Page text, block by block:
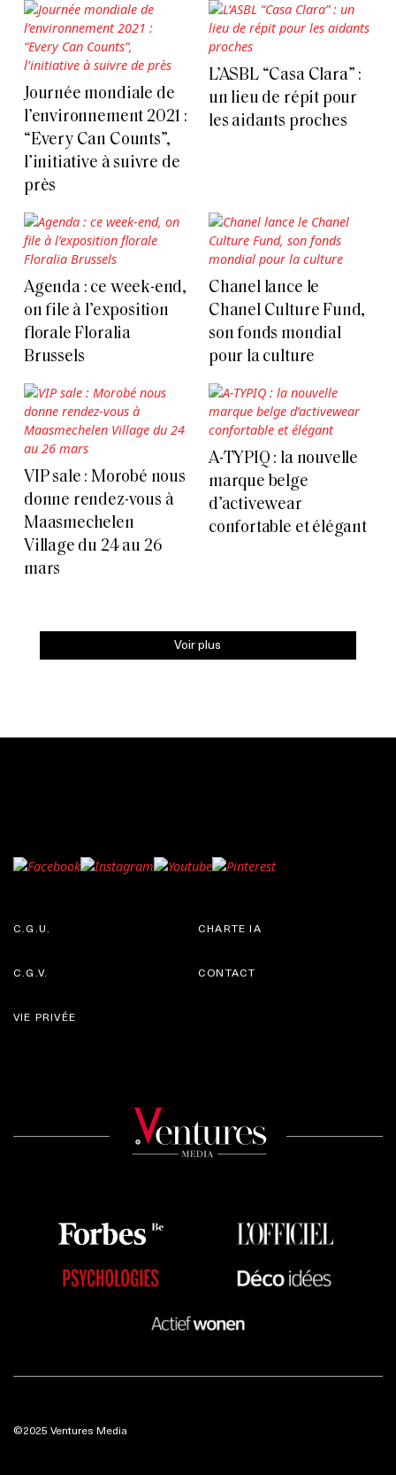
Journée mondiale de
l’environnement 2021 :
“Every Can Counts”,
l’initiative à suivre de
près
L’ASBL “Casa Clara” :
un lieu de répit pour
les aidants proches
Agenda : ce week-end,
on file à l’exposition
florale Floralia
Brussels
Chanel lance le
Chanel Culture Fund,
son fonds mondial
pour la culture
VIP sale : Morobé nous
donne rendez-vous à
Maasmechelen
Village du 24 au 26
mars
A-TYPIQ : la nouvelle
marque belge
d’activewear
confortable et élégant
Voir plus
C.G.U.
C.G.V.
CHARTE IA
CONTACT
VIE PRIVÉE
©2025 Ventures Media